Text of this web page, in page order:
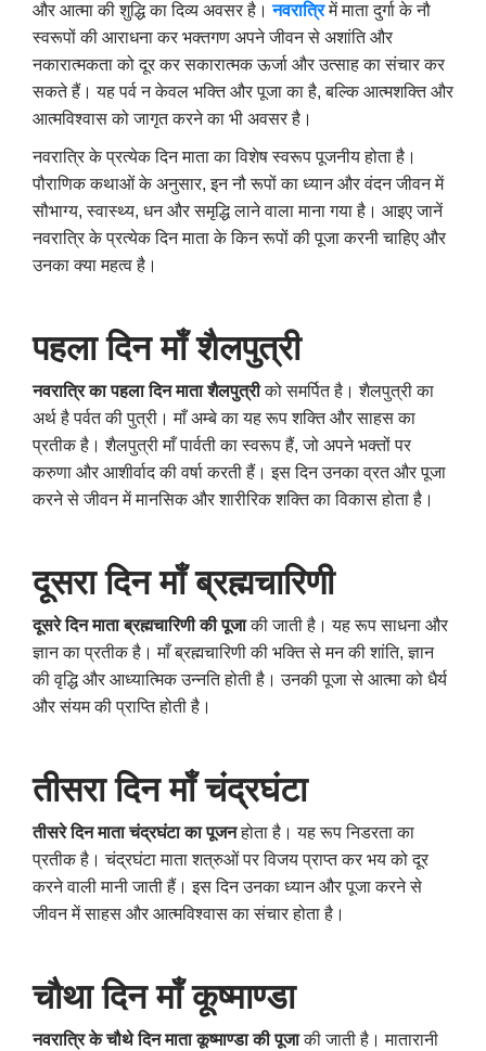
और आत्मा की शुद्धि का दिव्य अवसर है।नवरात्रि में माता दुर्गा के नौ
स्वरूपों की आराधना कर भक्तगण अपने जीवन से अशांति और
नकारात्मकता को दूर कर सकारात्मक ऊर्जा और उत्साह का संचार कर
सकते हैं। यह पर्व न केवल भक्ति और पूजा का है, बल्कि आत्मशक्ति और
आत्मविश्वास को जागृत करने का भी अवसर है।
नवरात्रि के प्रत्येक दिन माता का विशेष स्वरूप पूजनीय होता है।
पौराणिक कथाओं के अनुसार, इन नौ रूपों का ध्यान और वंदन जीवन में
सौभाग्य, स्वास्थ्य, धन और समृद्धि लाने वाला माना गया है। आइए जानें
नवरात्रि के प्रत्येक दिन माता के किन रूपों की पूजा करनी चाहिए और
उनका क्या महत्व है।
पहला दिन माँ शैलपुत्री
नवरात्रि का पहला दिन माता शैलपुत्रीको समर्पित है। शैलपुत्री का
अर्थ है पर्वत की पुत्री। माँ अम्बे का यह रूप शक्ति और साहस का
प्रतीक है। शैलपुत्री माँ पार्वती का स्वरूप हैं, जो अपने भक्तों पर
करुणा और आशीर्वाद की वर्षा करती हैं। इस दिन उनका व्रत और पूजा
करने से जीवन में मानसिक और शारीरिक शक्ति का विकास होता है।
दूसरा दिन माँ ब्रह्मचारिणी
दूसरे दिन माता ब्रह्मचारिणी की पूजाकी जाती है। यह रूप साधना और
ज्ञान का प्रतीक है। माँ ब्रह्मचारिणी की भक्ति से मन की शांति, ज्ञान
की वृद्धि और आध्यात्मिक उन्नति होती है। उनकी पूजा से आत्मा को धैर्य
और संयम की प्राप्ति होती है।
तीसरा दिन माँ चंद्रघंटा
तीसरे दिन माता चंद्रघंटा का पूजनहोता है। यह रूप निडरता का
प्रतीक है। चंद्रघंटा माता शत्रुओं पर विजय प्राप्त कर भय को दूर
करने वाली मानी जाती हैं। इस दिन उनका ध्यान और पूजा करने से
जीवन में साहस और आत्मविश्वास का संचार होता है।
चौथा दिन माँ कूष्माण्डा
नवरात्रि के चौथे दिन माता कूष्माण्डा की पूजाकी जाती है। मातारानी